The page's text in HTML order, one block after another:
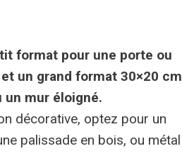
format pour une porte ou
un grand format 30×20 cm
un mur éloigné.
décorative, optez pour un
palissade en bois, ou métal